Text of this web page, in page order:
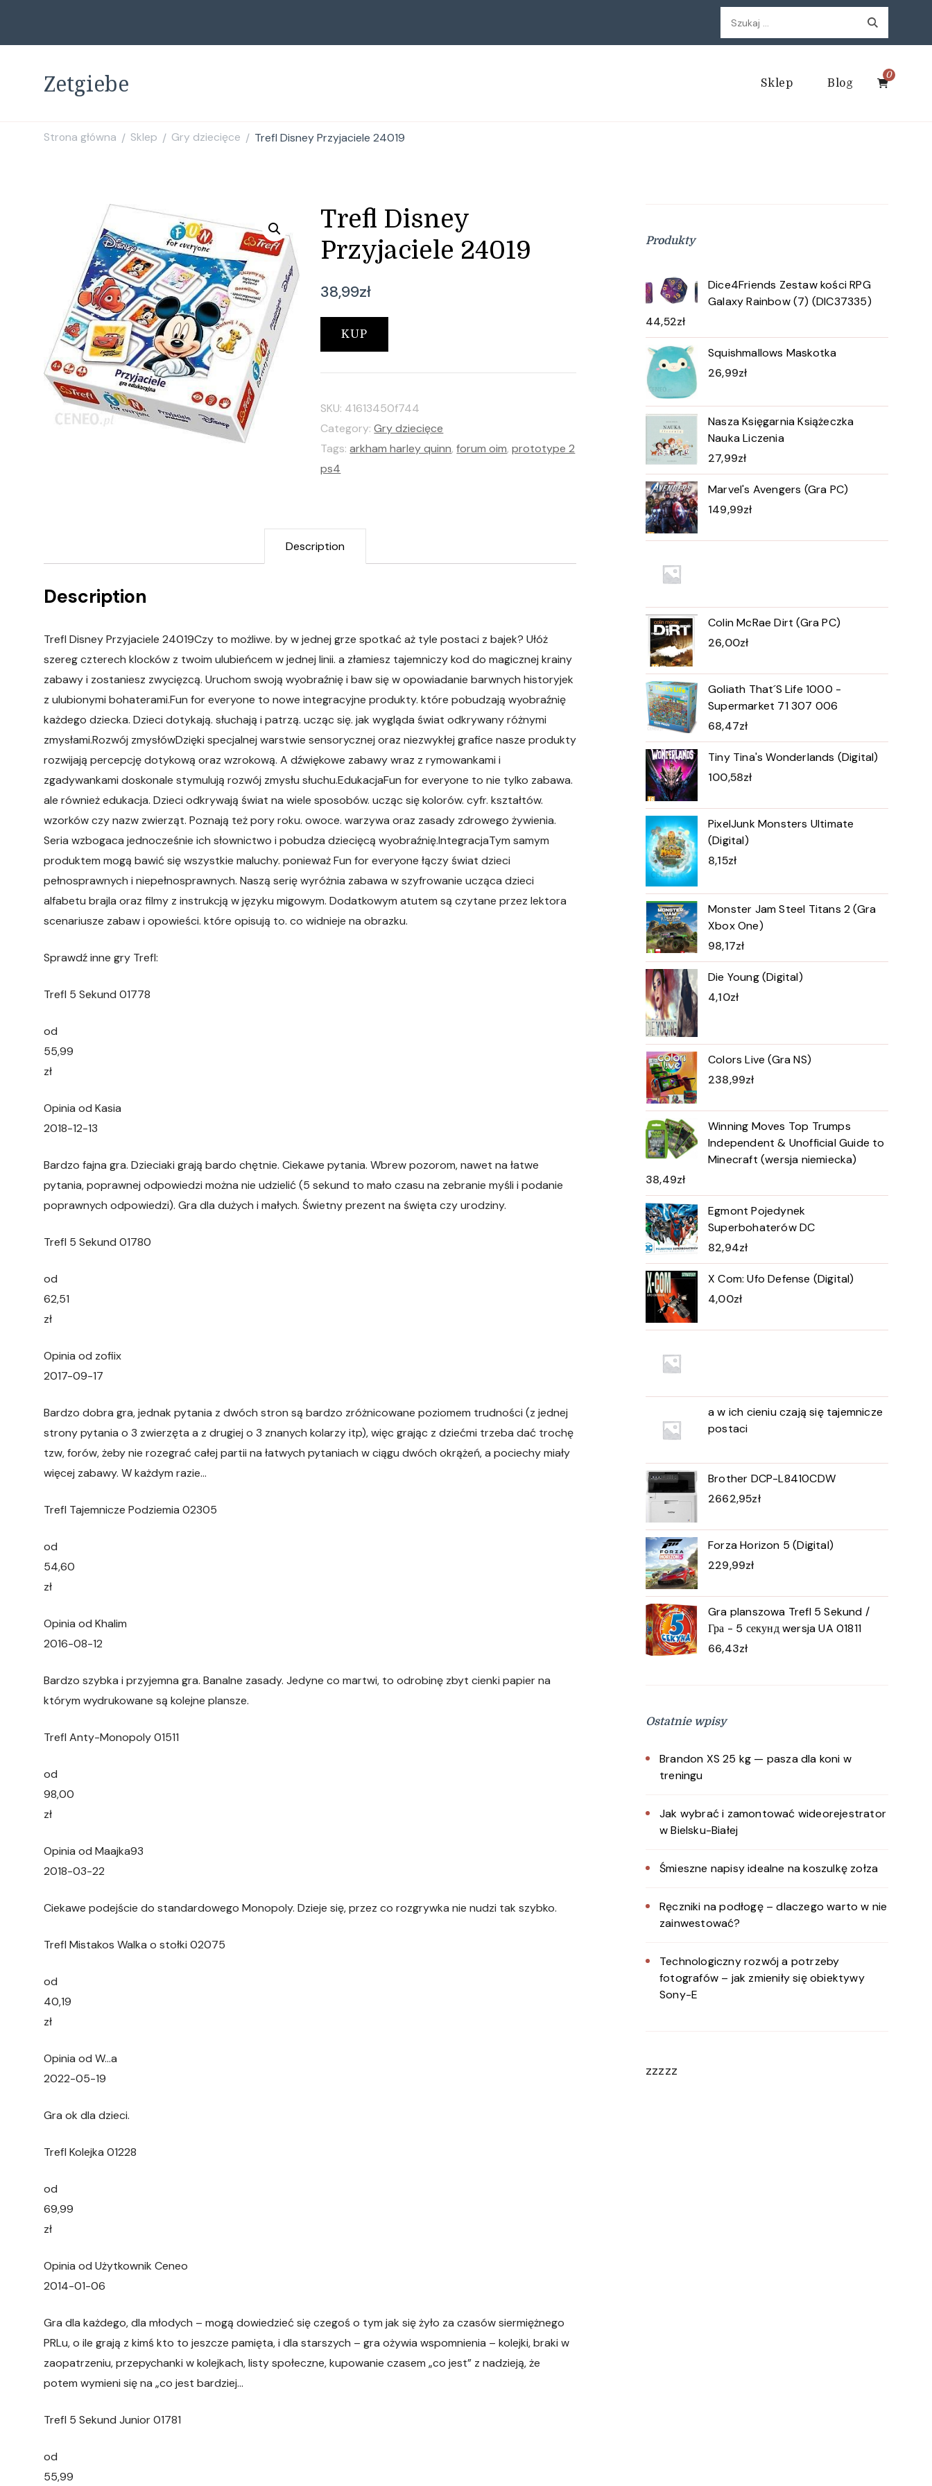
Szukaj:
Zetgiebe Sklep Blog
0
Strona główna / Sklep / Gry dziecięce / Trefl Disney Przyjaciele 24019
Trefl Disney
Przyjaciele 24019
38,99zł
KUP
SKU: 41613450f744
Category:Gry dziecięce
Tags:arkham harley quinn,forum oim,prototype 2
ps4
Description
Description
Trefl Disney Przyjaciele 24019Czy to możliwe. by w jednej grze spotkać aż tyle postaci z bajek? Ułóż
szereg czterech klocków z twoim ulubieńcem w jednej linii. a złamiesz tajemniczy kod do magicznej krainy
zabawy i zostaniesz zwycięzcą. Uruchom swoją wyobraźnię i baw się w opowiadanie barwnych historyjek
z ulubionymi bohaterami.Fun for everyone to nowe integracyjne produkty. które pobudzają wyobraźnię
każdego dziecka. Dzieci dotykają. słuchają i patrzą. ucząc się. jak wygląda świat odkrywany różnymi
zmysłami.Rozwój zmysłówDzięki specjalnej warstwie sensorycznej oraz niezwykłej grafice nasze produkty
rozwijają percepcję dotykową oraz wzrokową. A dźwiękowe zabawy wraz z rymowankami i
zgadywankami doskonale stymulują rozwój zmysłu słuchu.EdukacjaFun for everyone to nie tylko zabawa.
ale również edukacja. Dzieci odkrywają świat na wiele sposobów. ucząc się kolorów. cyfr. kształtów.
wzorków czy nazw zwierząt. Poznają też pory roku. owoce. warzywa oraz zasady zdrowego żywienia.
Seria wzbogaca jednocześnie ich słownictwo i pobudza dziecięcą wyobraźnię.IntegracjaTym samym
produktem mogą bawić się wszystkie maluchy. ponieważ Fun for everyone łączy świat dzieci
pełnosprawnych i niepełnosprawnych. Naszą serię wyróżnia zabawa w szyfrowanie ucząca dzieci
alfabetu brajla oraz filmy z instrukcją w języku migowym. Dodatkowym atutem są czytane przez lektora
scenariusze zabaw i opowieści. które opisują to. co widnieje na obrazku.
Sprawdź inne gry Trefl:
Trefl 5 Sekund 01778
od
55,99
zł
Opinia od Kasia
2018-12-13
Bardzo fajna gra. Dzieciaki grają bardo chętnie. Ciekawe pytania. Wbrew pozorom, nawet na łatwe
pytania, poprawnej odpowiedzi można nie udzielić (5 sekund to mało czasu na zebranie myśli i podanie
poprawnych odpowiedzi). Gra dla dużych i małych. Świetny prezent na święta czy urodziny.
Trefl 5 Sekund 01780
od
62,51
zł
Opinia od zofiix
2017-09-17
Bardzo dobra gra, jednak pytania z dwóch stron są bardzo zróżnicowane poziomem trudności (z jednej
strony pytania o 3 zwierzęta a z drugiej o 3 znanych kolarzy itp), więc grając z dziećmi trzeba dać trochę
tzw, forów, żeby nie rozegrać całej partii na łatwych pytaniach w ciągu dwóch okrążeń, a pociechy miały
więcej zabawy. W każdym razie…
Trefl Tajemnicze Podziemia 02305
od
54,60
zł
Opinia od Khalim
2016-08-12
Bardzo szybka i przyjemna gra. Banalne zasady. Jedyne co martwi, to odrobinę zbyt cienki papier na
którym wydrukowane są kolejne plansze.
Trefl Anty-Monopoly 01511
od
98,00
zł
Opinia od Maajka93
2018-03-22
Ciekawe podejście do standardowego Monopoly. Dzieje się, przez co rozgrywka nie nudzi tak szybko.
Trefl Mistakos Walka o stołki 02075
od
40,19
zł
Opinia od W…a
2022-05-19
Gra ok dla dzieci.
Trefl Kolejka 01228
od
69,99
zł
Opinia od Użytkownik Ceneo
2014-01-06
Gra dla każdego, dla młodych – mogą dowiedzieć się czegoś o tym jak się żyło za czasów siermiężnego
PRLu, o ile grają z kimś kto to jeszcze pamięta, i dla starszych – gra ożywia wspomnienia – kolejki, braki w
zaopatrzeniu, przepychanki w kolejkach, listy społeczne, kupowanie czasem „co jest” z nadzieją, że
potem wymieni się na „co jest bardziej…
Trefl 5 Sekund Junior 01781
od
55,99
Produkty
Dice4Friends Zestaw kości RPG
Galaxy Rainbow (7) (DIC37335)
44,52zł
Squishmallows Maskotka
26,99zł
Nasza Księgarnia Książeczka
Nauka Liczenia
27,99zł
Marvel's Avengers (Gra PC)
149,99zł
Colin McRae Dirt (Gra PC)
26,00zł
Goliath That´S Life 1000 -
Supermarket 71 307 006
68,47zł
Tiny Tina's Wonderlands (Digital)
100,58zł
PixelJunk Monsters Ultimate
(Digital)
8,15zł
Monster Jam Steel Titans 2 (Gra
Xbox One)
98,17zł
Die Young (Digital)
4,10zł
Colors Live (Gra NS)
238,99zł
Winning Moves Top Trumps
Independent & Unofficial Guide to
Minecraft (wersja niemiecka)
38,49zł
Egmont Pojedynek
Superbohaterów DC
82,94zł
X Com: Ufo Defense (Digital)
4,00zł
a w ich cieniu czają się tajemnicze
postaci
Brother DCP-L8410CDW
2662,95zł
Forza Horizon 5 (Digital)
229,99zł
Gra planszowa Trefl 5 Sekund /
Гра - 5 секунд wersja UA 01811
66,43zł
Ostatnie wpisy
Brandon XS 25 kg — pasza dla koni w
treningu
Jak wybrać i zamontować wideorejestrator
w Bielsku-Białej
Śmieszne napisy idealne na koszulkę zołza
Ręczniki na podłogę – dlaczego warto w nie
zainwestować?
Technologiczny rozwój a potrzeby
fotografów – jak zmieniły się obiektywy
Sony-E
zzzzz